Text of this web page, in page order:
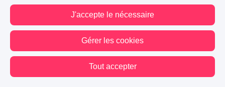
longtemps, que mon frère soit parti en paix. Je
m'aperçois, à présent, qu'il nous a quittés dans
d'atroces souffrances et que j'aurai pu, toutes les
éviter.
— Tu aimes mon cadeau ? résonne une voix. Ton
J'accepte le nécessaire
Gérer les cookies
Tout accepter